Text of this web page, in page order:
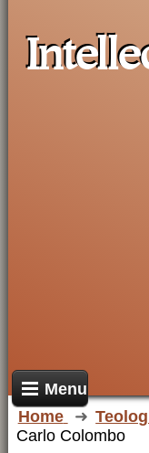
Menu
Home
Carlo Colombo